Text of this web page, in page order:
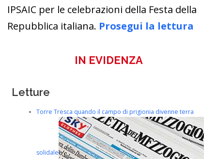
IPSAIC per le celebrazioni della Festa della
Repubblica italiana. Prosegui la lettura
IN EVIDENZA
Letture
Torre Tresca quando il campo di prigionia divenne terra
solidale